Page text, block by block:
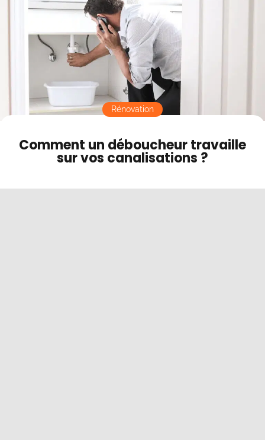
Contact
Mode sombre
Comment un déboucheur travaille
sur vos canalisations ?
Rénovation